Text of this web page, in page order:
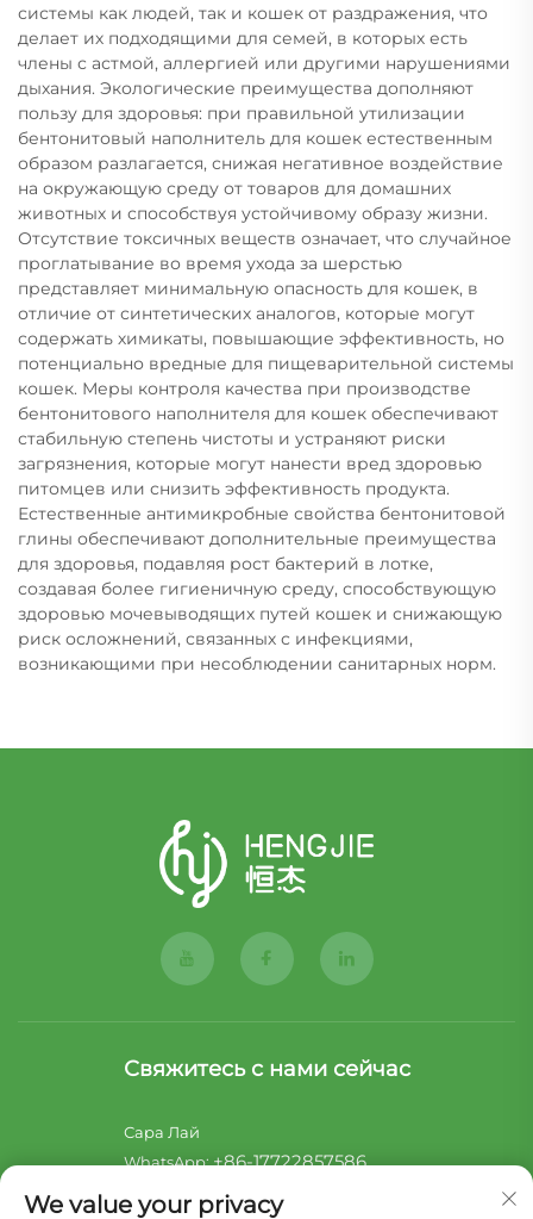
системы как людей, так и кошек от раздражения, что
делает их подходящими для семей, в которых есть
члены с астмой, аллергией или другими нарушениями
дыхания. Экологические преимущества дополняют
пользу для здоровья: при правильной утилизации
бентонитовый наполнитель для кошек естественным
образом разлагается, снижая негативное воздействие
на окружающую среду от товаров для домашних
животных и способствуя устойчивому образу жизни.
Отсутствие токсичных веществ означает, что случайное
проглатывание во время ухода за шерстью
представляет минимальную опасность для кошек, в
отличие от синтетических аналогов, которые могут
содержать химикаты, повышающие эффективность, но
потенциально вредные для пищеварительной системы
кошек. Меры контроля качества при производстве
бентонитового наполнителя для кошек обеспечивают
стабильную степень чистоты и устраняют риски
загрязнения, которые могут нанести вред здоровью
питомцев или снизить эффективность продукта.
Естественные антимикробные свойства бентонитовой
глины обеспечивают дополнительные преимущества
для здоровья, подавляя рост бактерий в лотке,
создавая более гигиеничную среду, способствующую
здоровью мочевыводящих путей кошек и снижающую
риск осложнений, связанных с инфекциями,
возникающими при несоблюдении санитарных норм.
Свяжитесь с нами сейчас
Сара Лай
WhatsApp:+86-17722857586
[email protected]
We value your privacy